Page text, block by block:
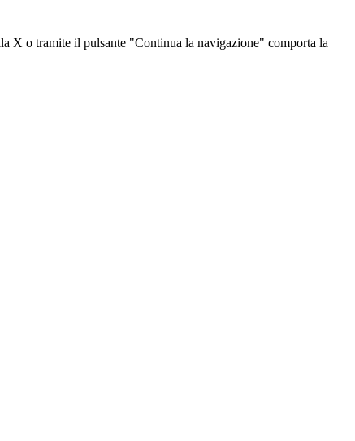
X o tramite il pulsante "Continua la navigazione" comporta la